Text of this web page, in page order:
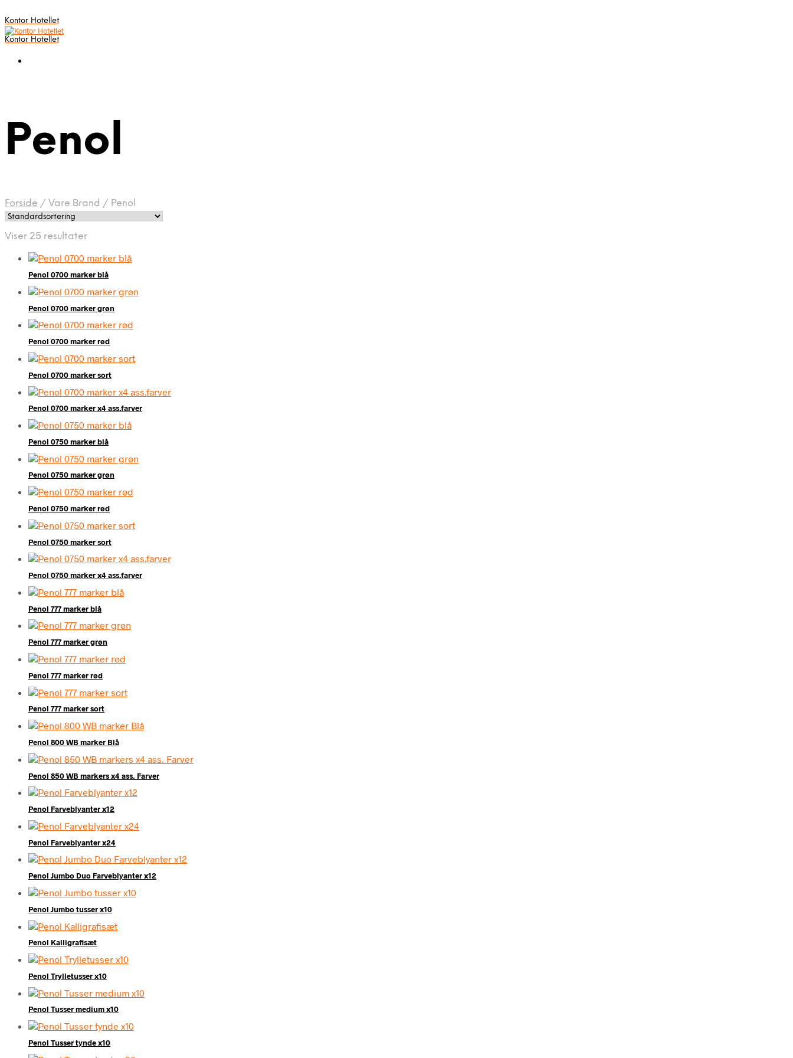
Kontor Hotellet
Kontor Hotellet
Penol
Forside / Vare Brand / Penol
Viser 25 resultater
Penol 0700 marker blå
Penol 0700 marker grøn
Penol 0700 marker rød
Penol 0700 marker sort
Penol 0700 marker x4 ass.farver
Penol 0750 marker blå
Penol 0750 marker grøn
Penol 0750 marker rød
Penol 0750 marker sort
Penol 0750 marker x4 ass.farver
Penol 777 marker blå
Penol 777 marker grøn
Penol 777 marker rød
Penol 777 marker sort
Penol 800 WB marker Blå
Penol 850 WB markers x4 ass. Farver
Penol Farveblyanter x12
Penol Farveblyanter x24
Penol Jumbo Duo Farveblyanter x12
Penol Jumbo tusser x10
Penol Kalligrafisæt
Penol Trylletusser x10
Penol Tusser medium x10
Penol Tusser tynde x10